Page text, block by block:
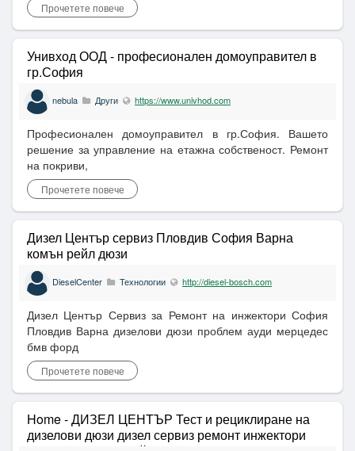
Прочетете повече
Унивход ООД - професионален домоуправител в
гр.София
nebula Други https://www.univhod.com
Професионален домоуправител в гр.София. Вашето
решение за управление на етажна собственост. Ремонт
на покриви,
Прочетете повече
Дизел Център сервиз Пловдив София Варна
комън рейл дюзи
DieselCenter Технологии http://diesel-bosch.com
Дизел Център Сервиз за Ремонт на инжектори София
Пловдив Варна дизелови дюзи проблем ауди мерцедес
бмв форд
Прочетете повече
Home - ДИЗЕЛ ЦЕНТЪР Тест и рециклиране на
дизелови дюзи дизел сервиз ремонт инжектори